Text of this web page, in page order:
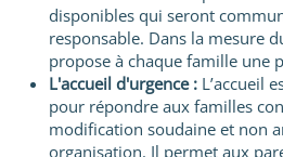
disponibles qui seront
responsable. Dans la mesure
propose à chaque famille une
L'accueil d'urgence : L’accueil
pour répondre aux familles
modification soudaine et non
organisation. Il permet aux